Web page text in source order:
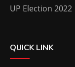
UP Election 2022
QUICK LINK